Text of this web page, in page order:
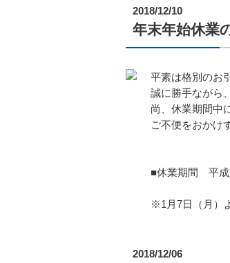
2018/12/10
年末年始休業
平素は格別のお
誠に勝手ながら
尚、休業期間中
ご不便をおかけ
■休業期間 平成
※1月7日（月）
2018/12/06